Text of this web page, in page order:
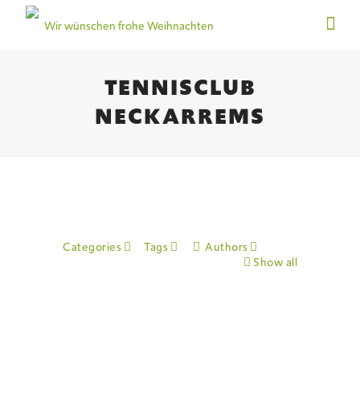
TENNISCLUB
NECKARREMS
Categories Tags
Authors
Show all